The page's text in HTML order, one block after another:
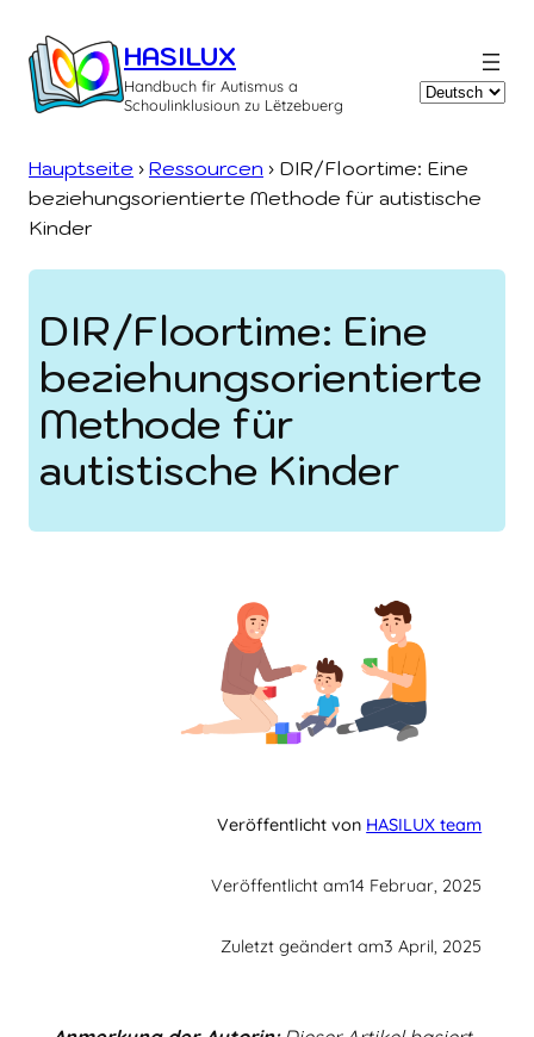
Inhalt
springen
HASILUX
Handbuch fir Autismus a
Schoulinklusioun zu Lëtzebuerg
Sprache
Hauptseite ›Ressourcen › DIR/Floortime: Eine
beziehungs­orientierte Methode für autistische
Kinder
DIR/Floortime: Eine
beziehungs­orientierte
Methode für
autistische Kinder
Veröffentlicht von HASILUX team
Veröffentlicht am14 Februar, 2025
Zuletzt geändert am3 April, 2025